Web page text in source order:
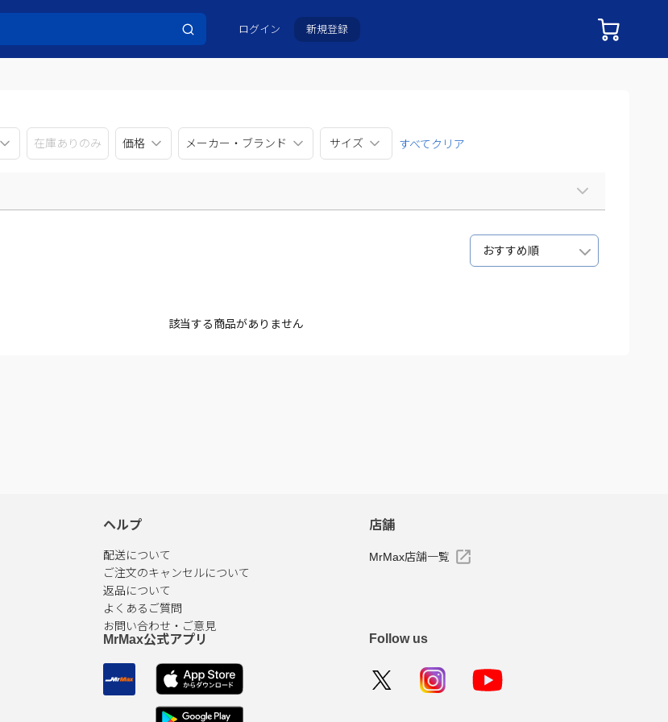
ログイン 新規登録
在庫ありのみ 価格 メーカー・ブランド サイズ すべてクリア
おすすめ順
該当する商品がありません
ヘルプ
配送について
ご注文のキャンセルについて
返品について
よくあるご質問
お問い合わせ・ご意見
店舗
MrMax店舗一覧
MrMax公式アプリ Follow us